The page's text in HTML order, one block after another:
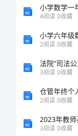
4阅读 0收藏
2阅读 0收藏
3阅读 0收藏
仓管年终个
2阅读 0收藏
2023年教
3阅读 0收藏